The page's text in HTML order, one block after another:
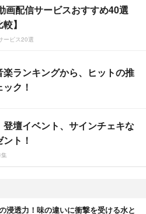
画配信サービスおすすめ40選
】
ービス20選
楽ランキングから、ヒットの推
ク！
登壇イベント、サインチェキな
ト！
浸透力！味の違いに衝撃を受ける水と